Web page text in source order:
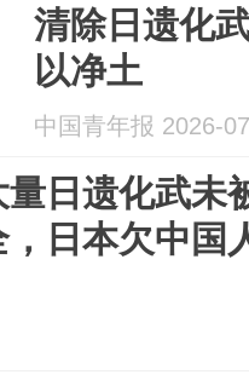
清除日遗化
以净土
中国青年报 2026-
量日遗化武未
日本欠中国